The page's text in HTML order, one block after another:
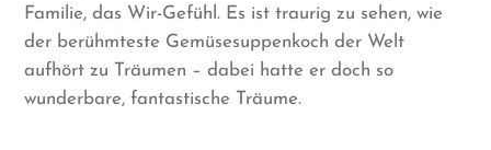
Familie, das Wir-Gefühl. Es ist traurig zu sehen, wie
der berühmteste Gemüsesuppenkoch der Welt
aufhört zu Träumen – dabei hatte er doch so
wunderbare, fantastische Träume.